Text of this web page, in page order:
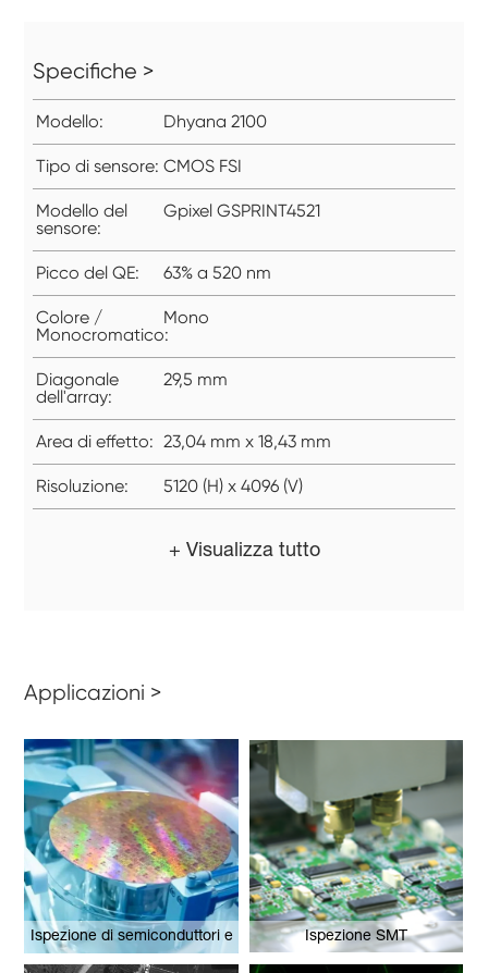
Specifiche >
Modello: Dhyana 2100
Tipo di sensore: CMOS FSI
Modello del
sensore:
Gpixel GSPRINT4521
Picco del QE: 63% a 520 nm
Colore /
Monocromatico:
Mono
Diagonale
dell'array:
29,5 mm
Area di effetto: 23,04 mm x 18,43 mm
Risoluzione: 5120 (H) x 4096 (V)
+ Visualizza tutto
Applicazioni >
Ispezione di semiconduttori e
wafer
Ispezione SMT